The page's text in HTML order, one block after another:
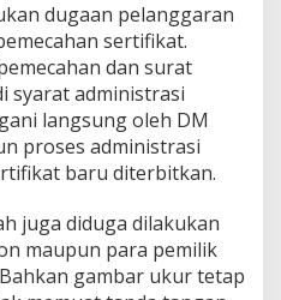
dugaan pelanggaran
sertifikat.
dan surat
syarat administrasi
langsung oleh DM
proses administrasi
baru diterbitkan.
juga diduga dilakukan
maupun para pemilik
gambar ukur tetap